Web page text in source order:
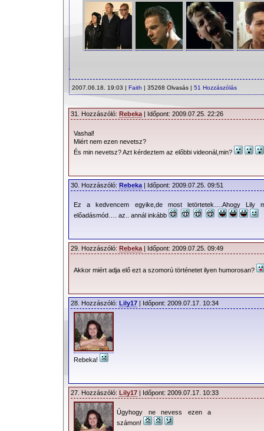
2007.06.18. 19:03 | Faith | 35268 Olvasás | 51 Hozzászólás
31. Hozzászóló: Rebeka | Időpont: 2009.07.25. 22:26
Vashal!
Miért nem ezen nevetsz?
És min nevetsz? Azt kérdeztem az előbbi videonál,min?
30. Hozzászóló: Rebeka | Időpont: 2009.07.25. 09:51
Ez a kedvencem egyike,de most letörtetek….Ahogy Lily
előadásmód…. az.. annál inkább
29. Hozzászóló: Rebeka | Időpont: 2009.07.25. 09:49
Akkor miért adja elő ezt a szomorú történetet ilyen humorosan?
28. Hozzászóló: Lily17 | Időpont: 2009.07.17. 10:34
Rebeka!
27. Hozzászóló: Lily17 | Időpont: 2009.07.17. 10:33
Úgyhogy ne nevess ezen a
számon!